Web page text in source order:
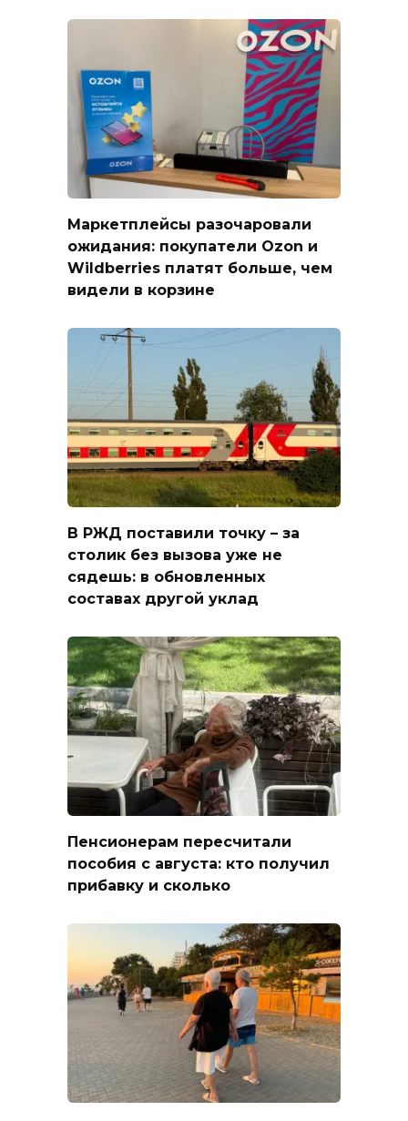
Маркетплейсы разочаровали
ожидания: покупатели Ozon и
Wildberries платят больше, чем
видели в корзине
В РЖД поставили точку – за
столик без вызова уже не
сядешь: в обновленных
составах другой уклад
Пенсионерам пересчитали
пособия с августа: кто получил
прибавку и сколько